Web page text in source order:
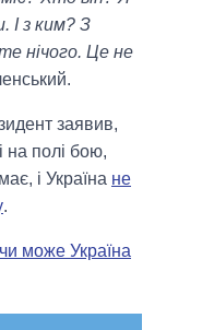
І з ким? З
нічого. Це не
заявив,
полі бою,
і Україна не
.
чи може Україна